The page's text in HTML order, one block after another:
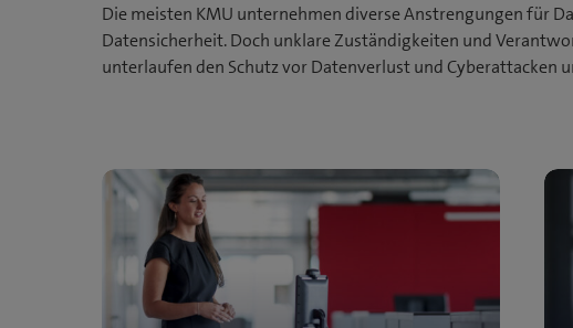
Die meisten KMU unternehmen diverse Anstrengungen für
Datensicherheit. Doch unklare Zuständigkeiten und
unterlaufen den Schutz vor Datenverlust und Cyberattacken